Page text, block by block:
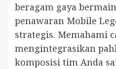
beragam gaya
penawaran Mobile
strategis. Memahami
mengintegrasikan
komposisi tim Anda